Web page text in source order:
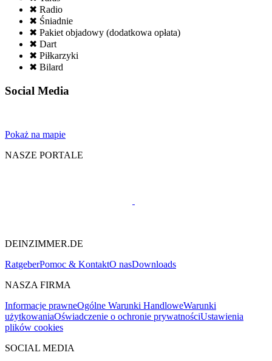
✖ Radio
✖ Śniadnie
✖ Pakiet objadowy (dodatkowa opłata)
✖ Dart
✖ Piłkarzyki
✖ Bilard
Social Media
Pokaż na mapie
NASZE PORTALE
DEINZIMMER.DE
RatgeberPomoc & KontaktO nasDownloads
NASZA FIRMA
Informacje prawneOgólne Warunki HandloweWarunki
użytkowaniaOświadczenie o ochronie prywatnościUstawienia
plików cookies
SOCIAL MEDIA